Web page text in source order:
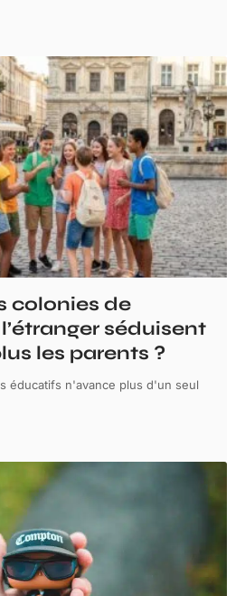
colonies de
séduisent
les parents ?
éducatifs n'avance plus d'un seul